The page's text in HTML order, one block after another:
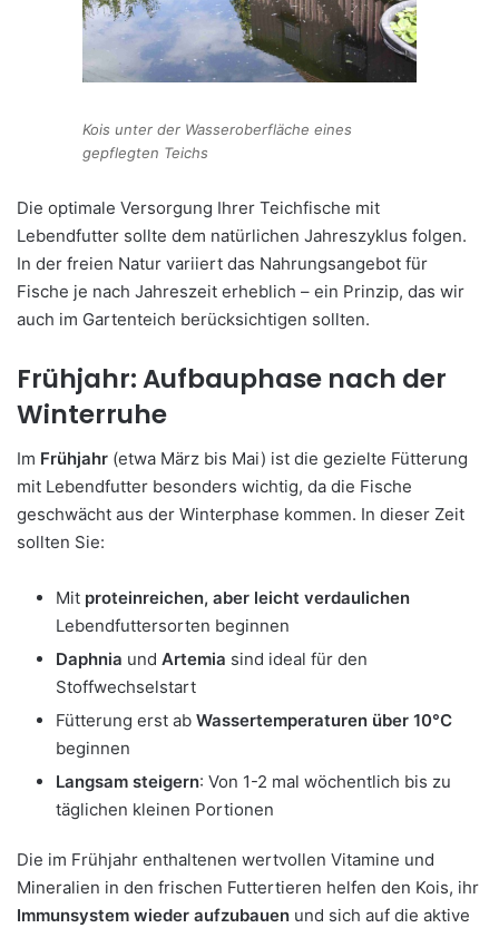
Kois unter der Wasseroberfläche eines
gepflegten Teichs
Die optimale Versorgung Ihrer Teichfische mit
Lebendfutter sollte dem natürlichen Jahreszyklus folgen.
In der freien Natur variiert das Nahrungsangebot für
Fische je nach Jahreszeit erheblich – ein Prinzip, das wir
auch im Gartenteich berücksichtigen sollten.
Frühjahr: Aufbauphase nach der
Winterruhe
Im Frühjahr (etwa März bis Mai) ist die gezielte Fütterung
mit Lebendfutter besonders wichtig, da die Fische
geschwächt aus der Winterphase kommen. In dieser Zeit
sollten Sie:
Mit proteinreichen, aber leicht verdaulichen
Lebendfuttersorten beginnen
Daphnia und Artemia sind ideal für den
Stoffwechselstart
Fütterung erst ab Wassertemperaturen über 10°C
beginnen
Langsam steigern: Von 1-2 mal wöchentlich bis zu
täglichen kleinen Portionen
Die im Frühjahr enthaltenen wertvollen Vitamine und
Mineralien in den frischen Futtertieren helfen den Kois, ihr
Immunsystem wieder aufzubauen und sich auf die aktive